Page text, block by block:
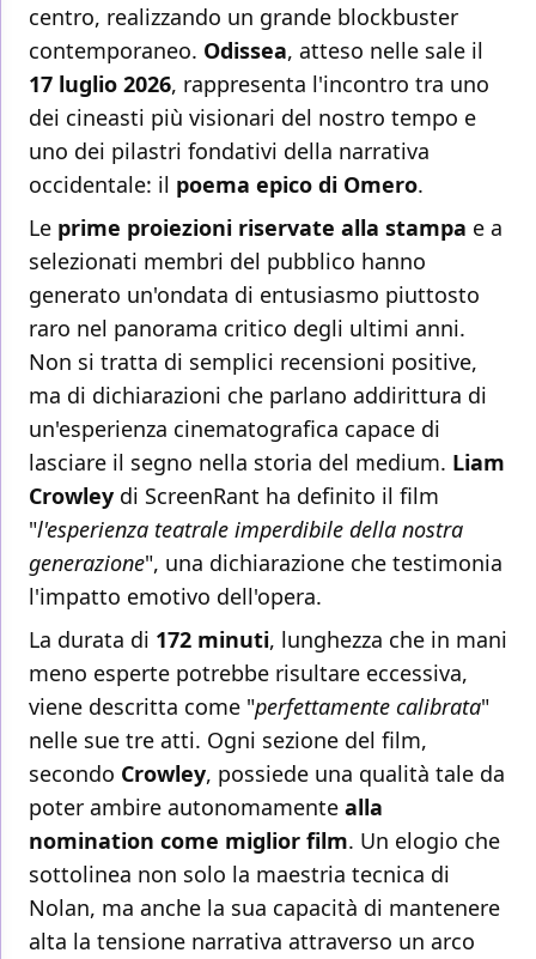
centro, realizzando un grande blockbuster
contemporaneo. Odissea, atteso nelle sale il
17 luglio 2026, rappresenta l'incontro tra uno
dei cineasti più visionari del nostro tempo e
uno dei pilastri fondativi della narrativa
occidentale: il poema epico di Omero.
Le prime proiezioni riservate alla stampa e a
selezionati membri del pubblico hanno
generato un'ondata di entusiasmo piuttosto
raro nel panorama critico degli ultimi anni.
Non si tratta di semplici recensioni positive,
ma di dichiarazioni che parlano addirittura di
un'esperienza cinematografica capace di
lasciare il segno nella storia del medium. Liam
Crowley di ScreenRant ha definito il film
"l'esperienza teatrale imperdibile della nostra
generazione", una dichiarazione che testimonia
l'impatto emotivo dell'opera.
La durata di 172 minuti, lunghezza che in mani
meno esperte potrebbe risultare eccessiva,
viene descritta come "perfettamente calibrata"
nelle sue tre atti. Ogni sezione del film,
secondo Crowley, possiede una qualità tale da
poter ambire autonomamente alla
nomination come miglior film. Un elogio che
sottolinea non solo la maestria tecnica di
Nolan, ma anche la sua capacità di mantenere
alta la tensione narrativa attraverso un arco